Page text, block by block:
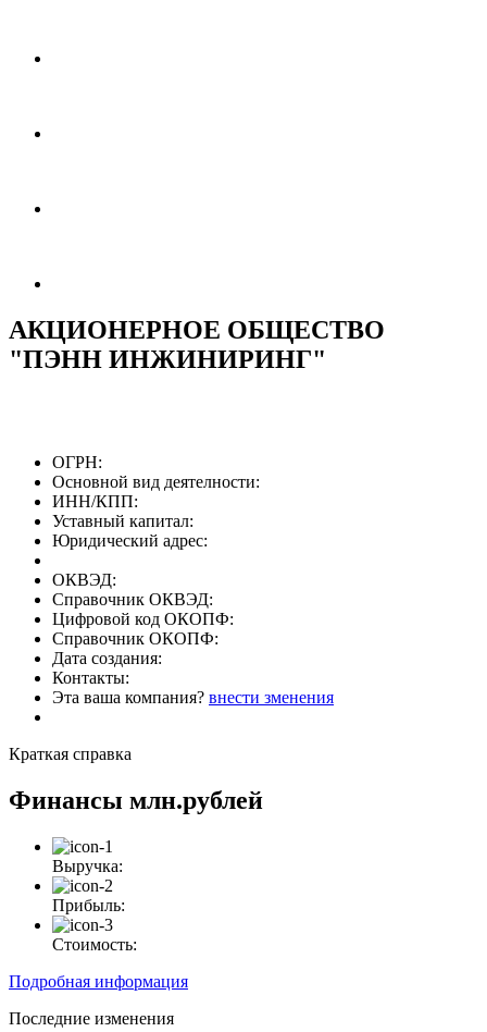
АКЦИОНЕРНОЕ ОБЩЕСТВО
"ПЭНН ИНЖИНИРИНГ"
ОГРН:
Основной вид деятелности:
ИНН/КПП:
Уставный капитал:
Юридический адрес:
ОКВЭД:
Справочник ОКВЭД:
Цифровой код ОКОПФ:
Справочник ОКОПФ:
Дата создания:
Контакты:
Эта ваша компания? внести зменения
Краткая справка
Финансы млн.рублей
Выручка:
Прибыль:
Стоимость:
Подробная информация
Последние изменения